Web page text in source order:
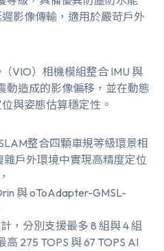
影像傳輸，適用於嚴苛戶外
VIO）相機模組整合 IMU 與
動造成的影像偏移，並在動態
與姿態估算穩定性。
整合四顆車規等級環景相
戶外環境中實現高精度定位
與 oToAdapter-GMSL-
，分別支援最多 8 組與 4 組
275 TOPS 與 67 TOPS AI